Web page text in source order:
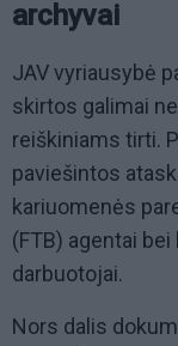
archyvai
JAV vyriausybė
skirtos galimai
reiškiniams tirti.
paviešintos
kariuomenės
(FTB) agentai
darbuotojai.
Nors dalis